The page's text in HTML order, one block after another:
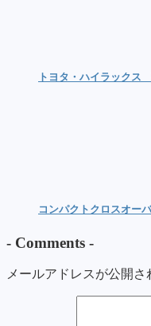
トヨタ・ハイラックス
コンパクトクロスオー
- Comments -
メールアドレスが公開さ